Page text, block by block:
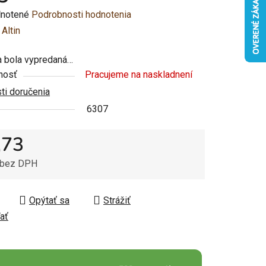
Podrobnosti hodnotenia
Altin
bola vypredaná…
Pracujeme na naskladnení
doručenia
6307
DPH
Opýtať sa
Strážiť